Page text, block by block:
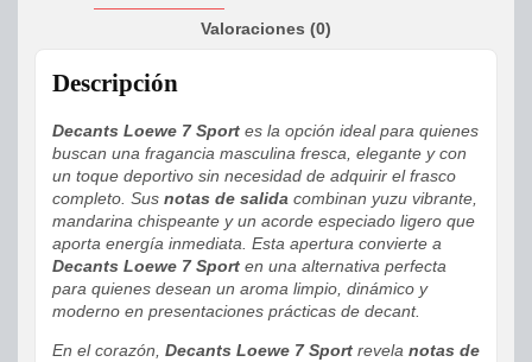
Valoraciones (0)
Descripción
Decants Loewe 7 Sport es la opción ideal para quienes
buscan una fragancia masculina fresca, elegante y con
un toque deportivo sin necesidad de adquirir el frasco
completo. Sus notas de salida combinan yuzu vibrante,
mandarina chispeante y un acorde especiado ligero que
aporta energía inmediata. Esta apertura convierte a
Decants Loewe 7 Sport en una alternativa perfecta
para quienes desean un aroma limpio, dinámico y
moderno en presentaciones prácticas de decant.
En el corazón, Decants Loewe 7 Sport revela notas de